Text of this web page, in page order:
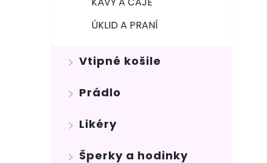
ÚKLID A PRANÍ
Vtipné košile
Prádlo
Likéry
Šperky a hodinky